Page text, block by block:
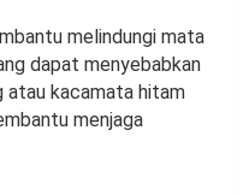
melindungi mata
dapat menyebabkan
atau kacamata hitam
menjaga